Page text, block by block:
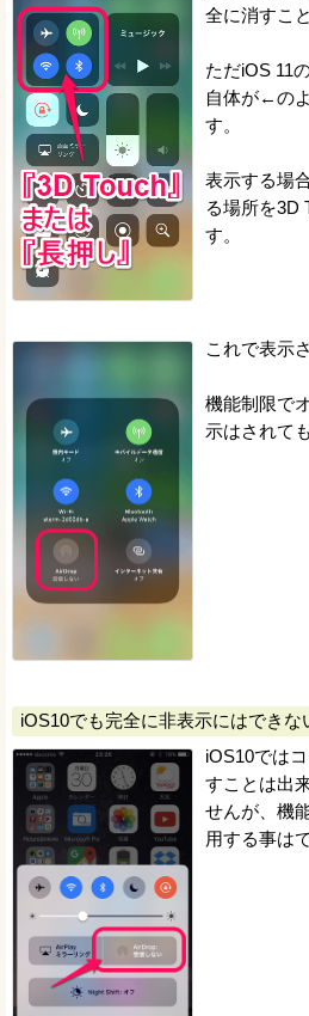
全に消すこ
ただiOS 11
自体が←の
す。
表示する場
る場所を3D
す。
これで表示
機能制限で
示はされて
iOS10でも完全に非表示にはできな
iOS10では
すことは出
せんが、機
用する事は